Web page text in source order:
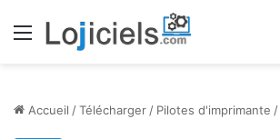
Menu
Accueil /Télécharger / Pilotes d'imprimante /